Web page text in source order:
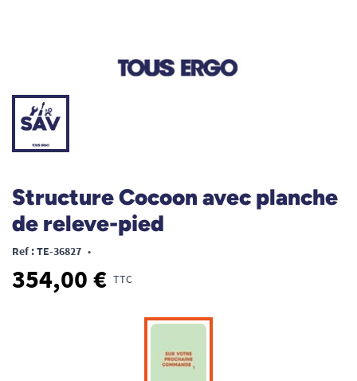
Structure Cocoon avec planche
de releve-pied
Ref : TE-36827 •
354,00 € TTC